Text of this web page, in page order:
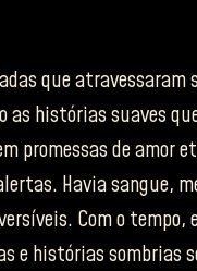
que atravessaram
as histórias suaves
promessas de amor
Havia sangue,
Com o tempo,
ehistórias sombrias